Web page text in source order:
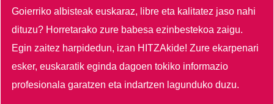
Goierriko albisteak euskaraz, libre eta kalitatez jaso nahi
dituzu? Horretarako zure babesa ezinbestekoa zaigu.
Egin zaitez harpidedun, izan HITZAkide!Zure ekarpenari
esker, euskaratik eginda dagoen tokiko informazio
profesionala garatzen eta indartzen lagunduko duzu.